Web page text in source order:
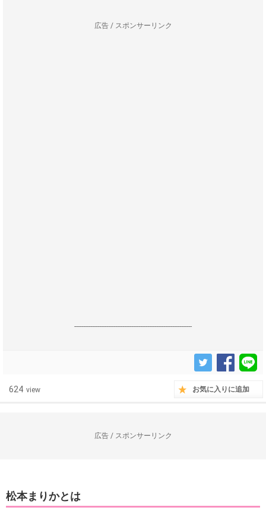
広告 / スポンサーリンク
------------------------------------------------------------------
624 view お気に入りに追加
広告 / スポンサーリンク
松本まりかとは